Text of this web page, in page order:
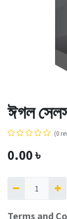
ঈগল
(0
0.00৳
Terms and